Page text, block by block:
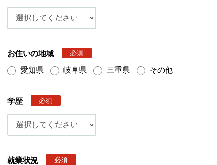
お住いの地域 必須
愛知県 岐阜県 三重県 その他
学歴 必須
就業状況 必須